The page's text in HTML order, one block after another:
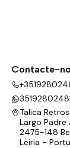
Contacte-
Talica
Largo Padre
2475-148
Leiria -